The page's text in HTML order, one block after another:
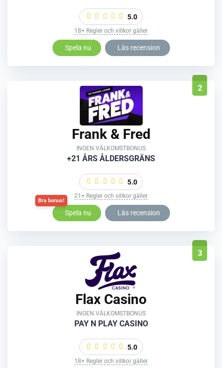
5.0
18+ Regler och villkor gäller
Spela nu Läs recension
2
Frank & Fred
INGEN VÄLKOMSTBONUS
+21 ÅRS ÅLDERSGRÄNS
5.0
21+ Regler och villkor gäller
Spela nu Läs recension
3
Flax Casino
INGEN VÄLKOMSTBONUS
PAY N PLAY CASINO
5.0
18+ Regler och villkor gäller